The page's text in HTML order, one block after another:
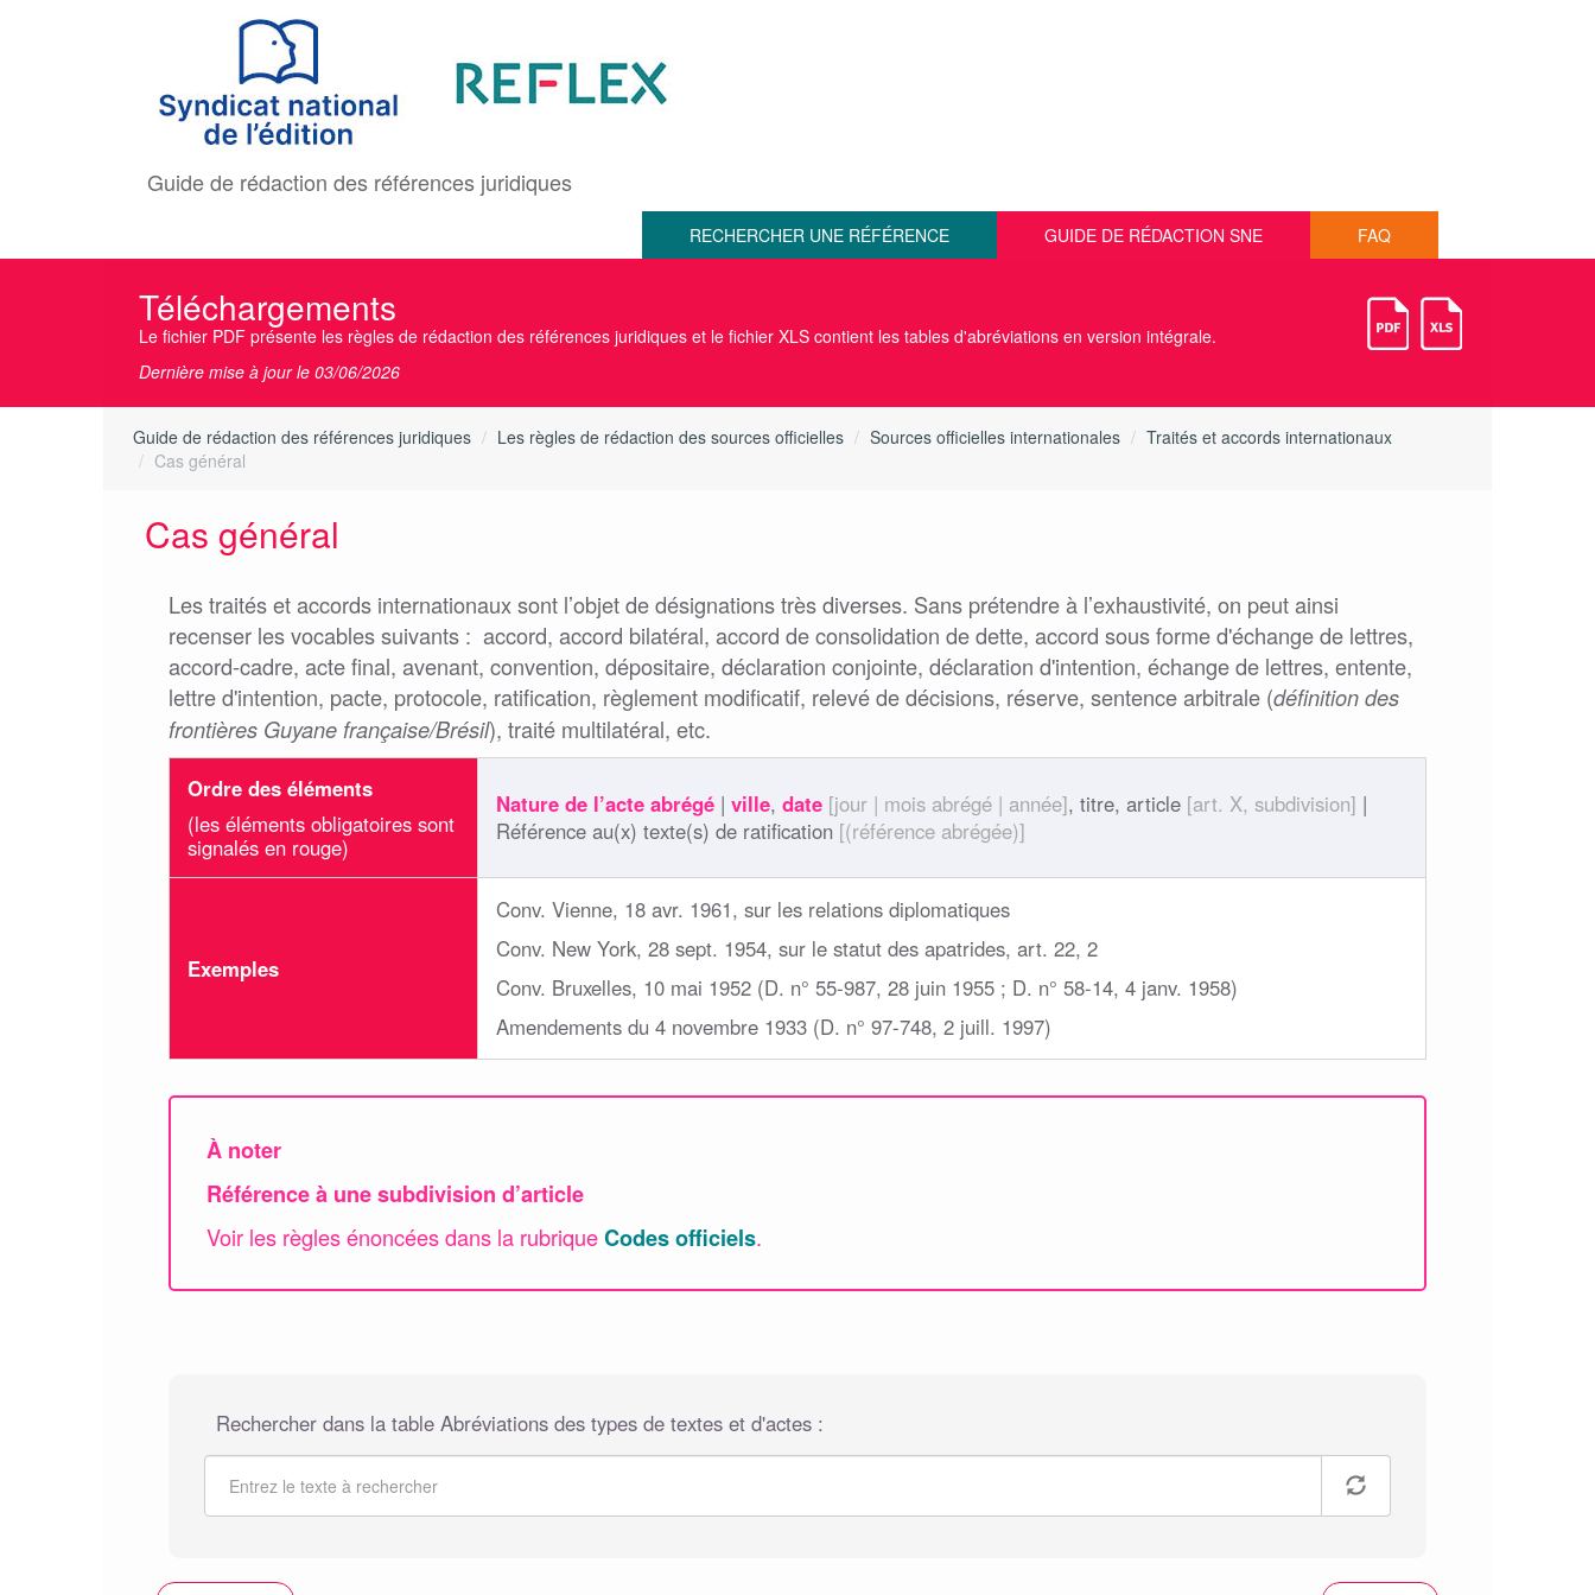
Guide de rédaction des références juridiques
RECHERCHER UNE RÉFÉRENCE GUIDE DE RÉDACTION SNE FAQ
Téléchargements
Le fichier PDF présente les règles de rédaction des références juridiques et le fichier XLS contient les tables d'abréviations en version intégrale.
Dernière mise à jour le 03/06/2026
Guide de rédaction des références juridiques Les règles de rédaction des sources officielles Sources officielles internationales
Traités et accords internationaux
Cas général
Cas général
Les traités et accords internationaux sont l’objet de désignations très diverses. Sans prétendre à l’exhaustivité, on peut ainsi
recenser les vocables suivants : accord, accord bilatéral, accord de consolidation de dette, accord sous forme d'échange de lettres,
accord-cadre, acte final, avenant, convention, dépositaire, déclaration conjointe, déclaration d'intention, échange de lettres, entente,
lettre d'intention, pacte, protocole, ratification, règlement modificatif, relevé de décisions, réserve, sentence arbitrale (définition des
frontières Guyane française/Brésil), traité multilatéral, etc.
Ordre des éléments
(les éléments obligatoires sont
signalés en rouge)
Nature de l’acte abrégé | ville, date [jour | mois abrégé | année], titre, article [art. X, subdivision] |
Référence au(x) texte(s) de ratification [(référence abrégée)]
Exemples
Conv. Vienne, 18 avr. 1961, sur les relations diplomatiques
Conv. New York, 28 sept. 1954, sur le statut des apatrides, art. 22, 2
Conv. Bruxelles, 10 mai 1952 (D. n° 55-987, 28 juin 1955 ; D. n° 58-14, 4 janv. 1958)
Amendements du 4 novembre 1933 (D. n° 97-748, 2 juill. 1997)
À noter
Référence à une subdivision d’article
Voir les règles énoncées dans la rubriqueCodes officiels.
Rechercher dans la table Abréviations des types de textes et d'actes :